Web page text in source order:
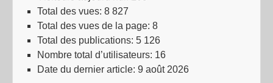
Total des vues: 8 827
Total des vues de la page: 8
Total des publications: 5 126
Nombre total d’utilisateurs: 16
Date du dernier article: 9 août 2026